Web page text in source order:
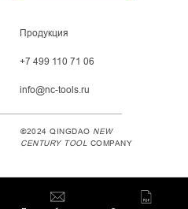
+7 499 110 71 06
info@nc-tools.ru
©2024 QINGDAO NEW
CENTURY TOOL COMPANY
Продукция